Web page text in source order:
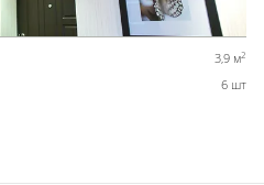
3,9 м2
6 шт